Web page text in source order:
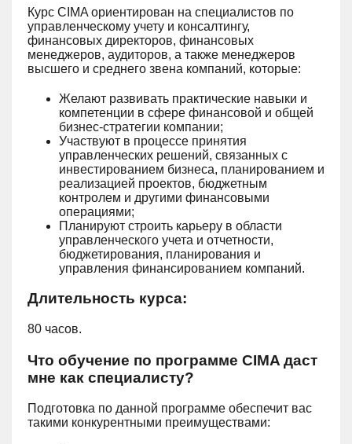
Курс CIMA ориентирован на специалистов по
управленческому учету и консалтингу,
финансовых директоров, финансовых
менеджеров, аудиторов, а также менеджеров
высшего и среднего звена компаний, которые:
Желают развивать практические навыки и
компетенции в сфере финансовой и общей
бизнес-стратегии компании;
Участвуют в процессе принятия
управленческих решений, связанных с
инвестированием бизнеса, планированием и
реализацией проектов, бюджетным
контролем и другими финансовыми
операциями;
Планируют строить карьеру в области
управленческого учета и отчетности,
бюджетирования, планирования и
управления финансированием компаний.
Длительность курса:
80 часов.
Что обучение по программе CIMA даст
мне как специалисту?
Подготовка по данной программе обеспечит вас
такими конкурентными преимуществами: